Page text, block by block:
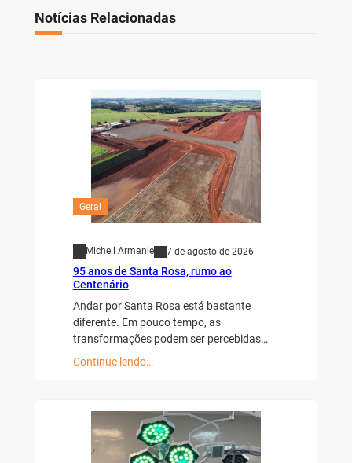
Notícias Relacionadas
Geral
Micheli Armanje 7 de agosto de 2026
95 anos de Santa Rosa, rumo ao
Centenário
Andar por Santa Rosa está bastante
diferente. Em pouco tempo, as
transformações podem ser percebidas…
Continue lendo…